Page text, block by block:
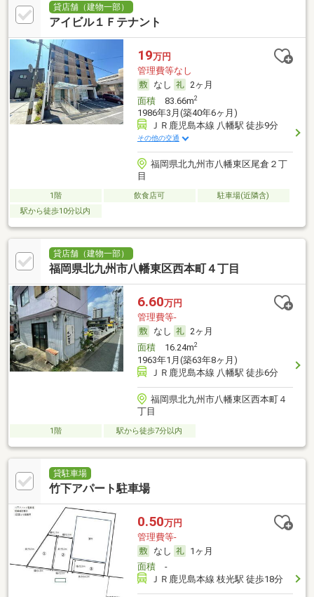
貸店舗（建物一部）
アイビル１Ｆテナント
19万円
管理費等なし
なし
2ヶ月
面積83.66m2
1986年3月(築40年6ヶ月)
ＪＲ鹿児島本線 八幡駅 徒歩9分
その他の交通
福岡県北九州市八幡東区尾倉２丁
目
1階 飲食店可
駐車場(近隣含)
駅から徒歩10分以内
貸店舗（建物一部）
福岡県北九州市八幡東区西本町４丁目
6.60万円
管理費等-
なし
2ヶ月
面積16.24m2
1963年1月(築63年8ヶ月)
ＪＲ鹿児島本線 八幡駅 徒歩6分
福岡県北九州市八幡東区西本町４
丁目
1階 駅から徒歩7分以内
貸駐車場
竹下アパート駐車場
0.50万円
管理費等-
なし
1ヶ月
面積-
ＪＲ鹿児島本線 枝光駅 徒歩18分